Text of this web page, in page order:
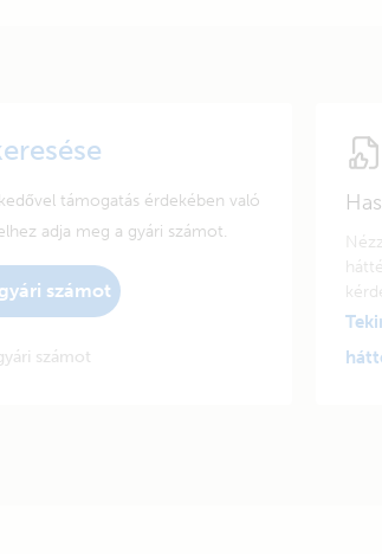
támogatás érdekében való
adja meg a gyári számot.
számot
számot